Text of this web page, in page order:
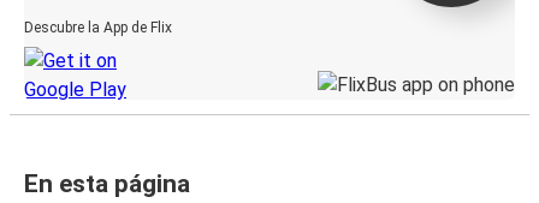
Descubre la App de Flix
En esta página